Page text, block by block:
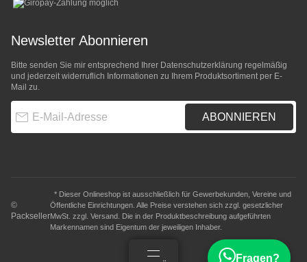
Newsletter Abonnieren
Bitte senden Sie mir entsprechend Ihrer Datenschutzerklärung regelmäßig
und jederzeit widerruflich Informationen zu Ihrem Produktsortiment per E-
Mail zu.
ABONNIEREN
©
Packseller
* Dieser Onlineshop ist ausschließlich für Gewerbekunden, Vereine und
Öffentliche Einrichtungen. Alle Preise verstehen sich zzgl. gesetzlicher
MwSt. zzgl. Versand . Die in der Produktbeschreibung aufgeführten
Markennamen sind Eigentum der jeweiligen Inhaber.
Fragen?